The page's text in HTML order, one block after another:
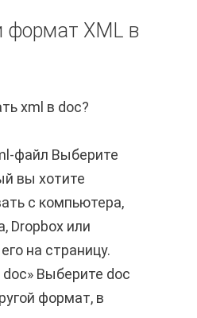
формат XML в
xml в doc?
файл Выберите
вы хотите
с компьютера,
Dropbox или
на страницу.
Выберите doc
формат, в